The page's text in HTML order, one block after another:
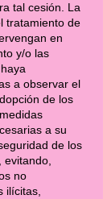
tal cesión. La
tratamiento de
en
y/o las
a observar el
de los
a su
de los
no
ilícitas,